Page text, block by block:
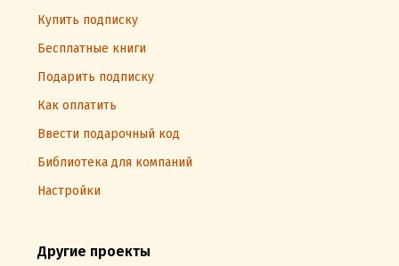
Купить подписку
Бесплатные книги
Подарить подписку
Как оплатить
Ввести подарочный код
Библиотека для компаний
Настройки
Другие проекты